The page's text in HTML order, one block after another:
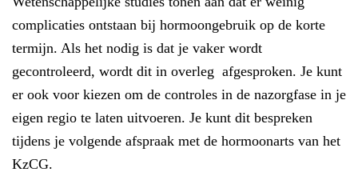
complicaties ontstaan bij hormoongebruik op de korte
termijn. Als het nodig is dat je vaker wordt
gecontroleerd, wordt dit in overleg afgesproken. Je kunt
er ook voor kiezen om de controles in de nazorgfase in je
eigen regio te laten uitvoeren. Je kunt dit bespreken
tijdens je volgende afspraak met de hormoonarts van het
KzCG.